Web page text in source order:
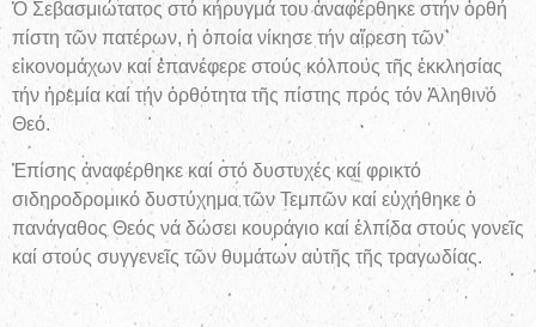
Ὁ Σεβασμιώτατος στό κήρυγμά του ἀναφέρθηκε στήν ὀρθή
πίστη τῶν πατέρων, ἡ ὁποία νίκησε τήν αἵρεση τῶν
εἰκονομάχων καί ἐπανέφερε στούς κόλπους τῆς ἐκκλησίας
τήν ἠρεμία καί τήν ὀρθότητα τῆς πίστης πρός τόν Ἀληθινό
Θεό.
Ἐπίσης ἀναφέρθηκε καί στό δυστυχές καί φρικτό
σιδηροδρομικό δυστύχημα τῶν Τεμπῶν καί εὐχήθηκε ὁ
πανάγαθος Θεός νά δώσει κουράγιο καί ἐλπίδα στούς γονεῖς
καί στούς συγγενεῖς τῶν θυμάτων αὐτῆς τῆς τραγωδίας.